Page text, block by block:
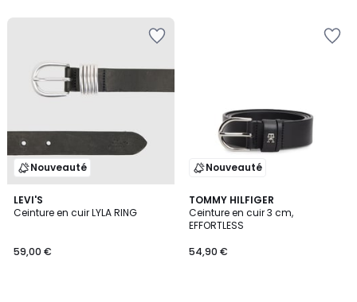
Nouveauté
LEVI'S
Ceinture en cuir LYLA RING
59,00 €
Nouveauté
TOMMY HILFIGER
Ceinture en cuir 3 cm,
EFFORTLESS
54,90 €